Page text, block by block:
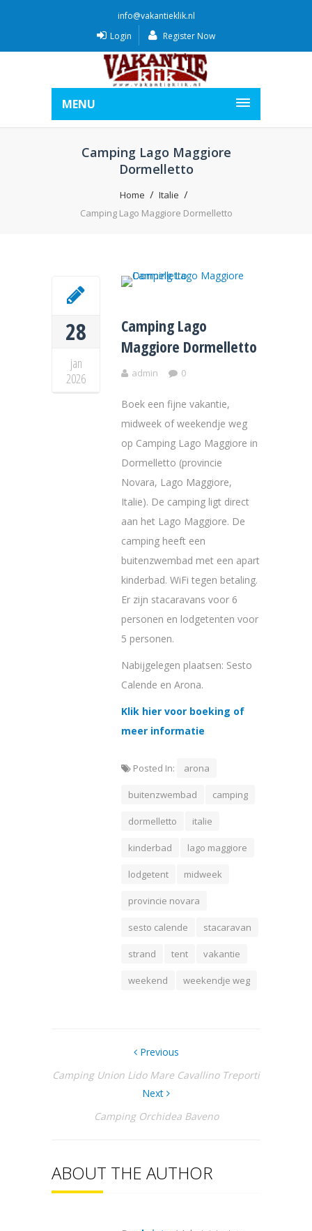
info@vakantieklik.nl
Login
Register Now
MENU
Camping Lago Maggiore
Dormelletto
Home
Italie
Camping Lago Maggiore Dormelletto
28
jan
2026
Camping Lago
Maggiore Dormelletto
admin 0
Boek een fijne vakantie,
midweek of weekendje weg
op Camping Lago Maggiore in
Dormelletto (provincie
Novara, Lago Maggiore,
Italie). De camping ligt direct
aan het Lago Maggiore. De
camping heeft een
buitenzwembad met een apart
kinderbad. WiFi tegen betaling.
Er zijn stacaravans voor 6
personen en lodgetenten voor
5 personen.
Nabijgelegen plaatsen: Sesto
Calende en Arona.
Klik hier voor boeking of
meer informatie
Posted In: arona
buitenzwembad camping
dormelletto italie
kinderbad lago maggiore
lodgetent midweek
provincie novara
sesto calende stacaravan
strand tent vakantie
weekend weekendje weg
Previous
Camping Union Lido Mare Cavallino Treporti
Next
Camping Orchidea Baveno
ABOUT THE AUTHOR